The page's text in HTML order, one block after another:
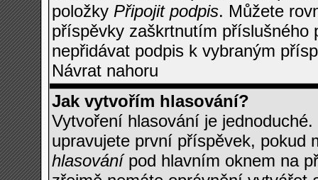
položky Připojit podpis. Můžete
příspěvky zaškrtnutím příslušného
nepřidávat podpis k vybraným
Návrat nahoru
Jak vytvořím hlasování?
Vytvoření hlasování je
upravujete první příspěvek,
hlasovánípod hlavním oknem na